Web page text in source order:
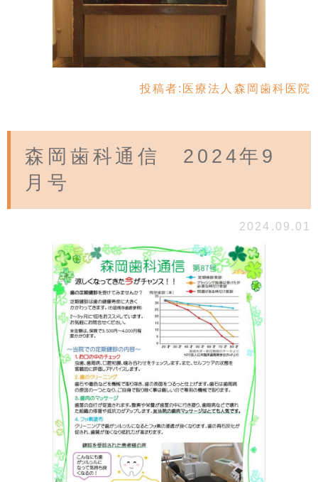
投稿者: 医療法人森岡歯科医院
森岡歯科通信 2024年9
月号
2024.09.01